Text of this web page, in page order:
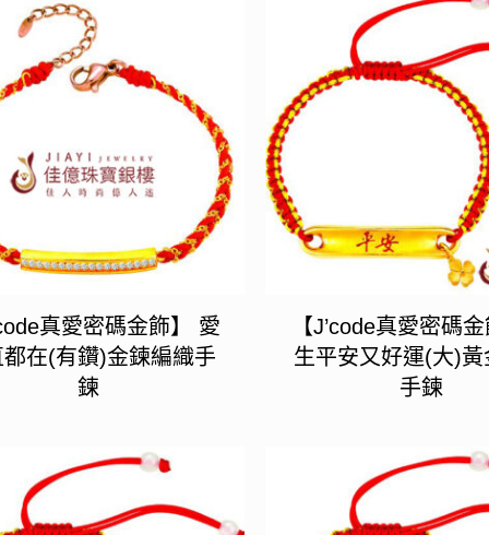
真愛密碼金飾】 愛
在(有鑽)金鍊編織手
鍊
【J’code真愛密碼
生平安又好運(大)黃
手鍊